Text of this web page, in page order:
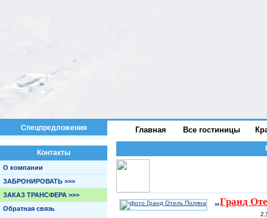
Главная Все гостиницы
„Гранд
Спецпредложения
Контакты
О компании
ЗАБРОНИРОВАТЬ >>>
ЗАКАЗ ТРАНСФЕРА >>>
Обратная связь